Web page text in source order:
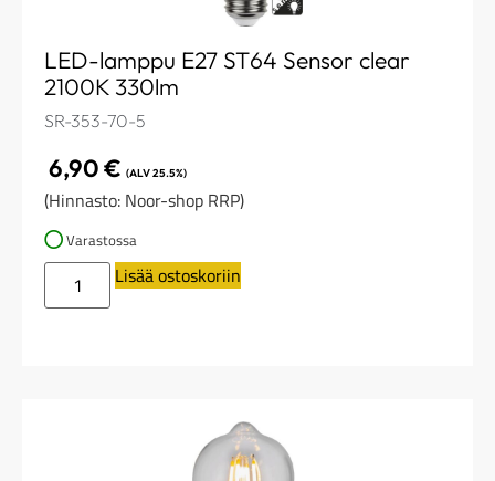
LED-lamppu E27 ST64 Sensor clear
2100K 330lm
SR-353-70-5
6,90€ (ALV 25.5%)
(Hinnasto: Noor-shop RRP)
Varastossa
Lisää ostoskoriin